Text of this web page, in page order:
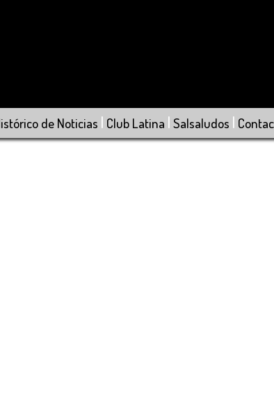
de Noticias | Club Latina | Salsaludos |